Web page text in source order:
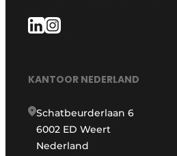
KANTOOR NEDERLAND
Schatbeurderlaan 6
6002 ED Weert
Nederland